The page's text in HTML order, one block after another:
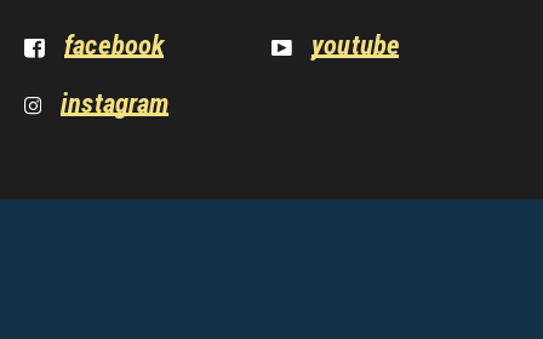
facebook
youtube
instagram